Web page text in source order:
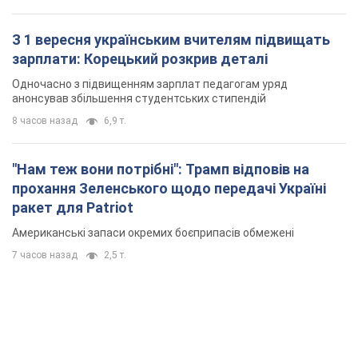
З 1 вересня українським вчителям підвищать
зарплати: Корецький розкрив деталі
Одночасно з підвищенням зарплат педагогам уряд
анонсував збільшення студентських стипендій
8 часов назад 6,9 т.
"Нам теж вони потрібні": Трамп відповів на
прохання Зеленського щодо передачі Україні
ракет для Patriot
Американські запаси окремих боєприпасів обмежені
7 часов назад 2,5 т.